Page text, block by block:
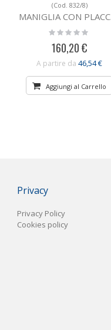
(Cod. 832/8)
MANIGLIA CON PLACCA IN FERRO BATTUTO 832/8
Rating:
0%
160,20 €
A partire da 46,54 €
Aggiungi al Carrello
Privacy
Privacy Policy
Cookies policy